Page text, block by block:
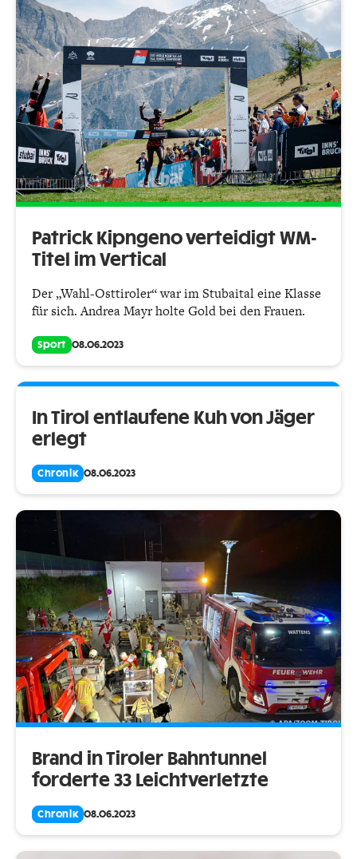
Patrick Kipngeno verteidigt WM-
Titel im Vertical
Der „Wahl-Osttiroler“ war im Stubaital eine Klasse
für sich. Andrea Mayr holte Gold bei den Frauen.
Sport 08.06.2023
In Tirol entlaufene Kuh von Jäger
erlegt
Chronik 08.06.2023
Brand in Tiroler Bahntunnel
forderte 33 Leichtverletzte
Chronik 08.06.2023